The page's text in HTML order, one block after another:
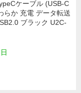
ケーブル (USB-C
らか 充電 データ転送
ブラック U2C-